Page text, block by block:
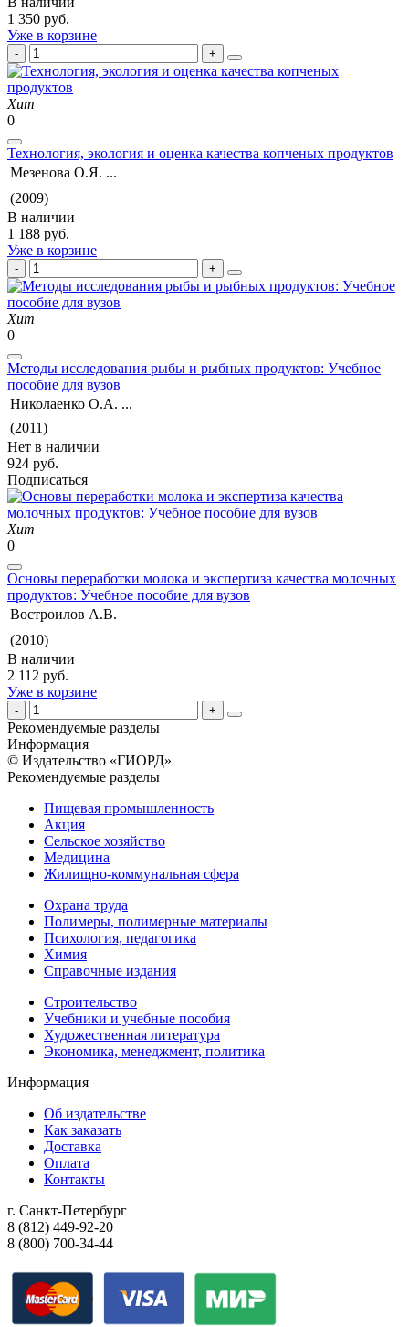
1 350 руб.
Уже в корзине
Хит
0
Технология, экология и оценка качества копченых продуктов
Мезенова О.Я. ...
(2009)
В наличии
1 188 руб.
Уже в корзине
Хит
0
Методы исследования рыбы и рыбных продуктов: Учебное
пособие для вузов
Николаенко О.А. ...
(2011)
Нет в наличии
924 руб.
Подписаться
Хит
0
Основы переработки молока и экспертиза качества молочных
продуктов: Учебное пособие для вузов
Востроилов А.В.
(2010)
В наличии
2 112 руб.
Уже в корзине
Рекомендуемые разделы
Информация
© Издательство «ГИОРД»
Рекомендуемые разделы
Пищевая промышленность
Акция
Сельское хозяйство
Медицина
Жилищно-коммунальная сфера
Охрана труда
Полимеры, полимерные материалы
Психология, педагогика
Химия
Справочные издания
Строительство
Учебники и учебные пособия
Художественная литература
Экономика, менеджмент, политика
Информация
Об издательстве
Как заказать
Доставка
Оплата
Контакты
г. Санкт-Петербург
8 (812) 449-92-20
8 (800) 700-34-44